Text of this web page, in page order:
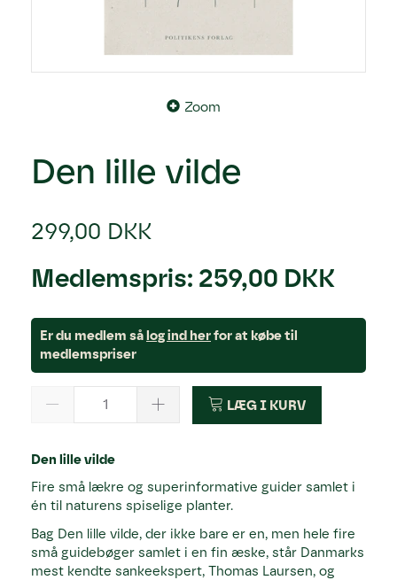
Zoom
Den lille vilde
299,00 DKK
Medlemspris: 259,00 DKK
Er du medlem sålog ind herfor at købe til
medlemspriser
LÆG I KURV
Den lille vilde
Fire små lækre og superinformative guider samlet i
én til naturens spiselige planter.
Bag Den lille vilde, der ikke bare er en, men hele fire
små guidebøger samlet i en fin æske, står Danmarks
mest kendte sankeekspert, Thomas Laursen, og